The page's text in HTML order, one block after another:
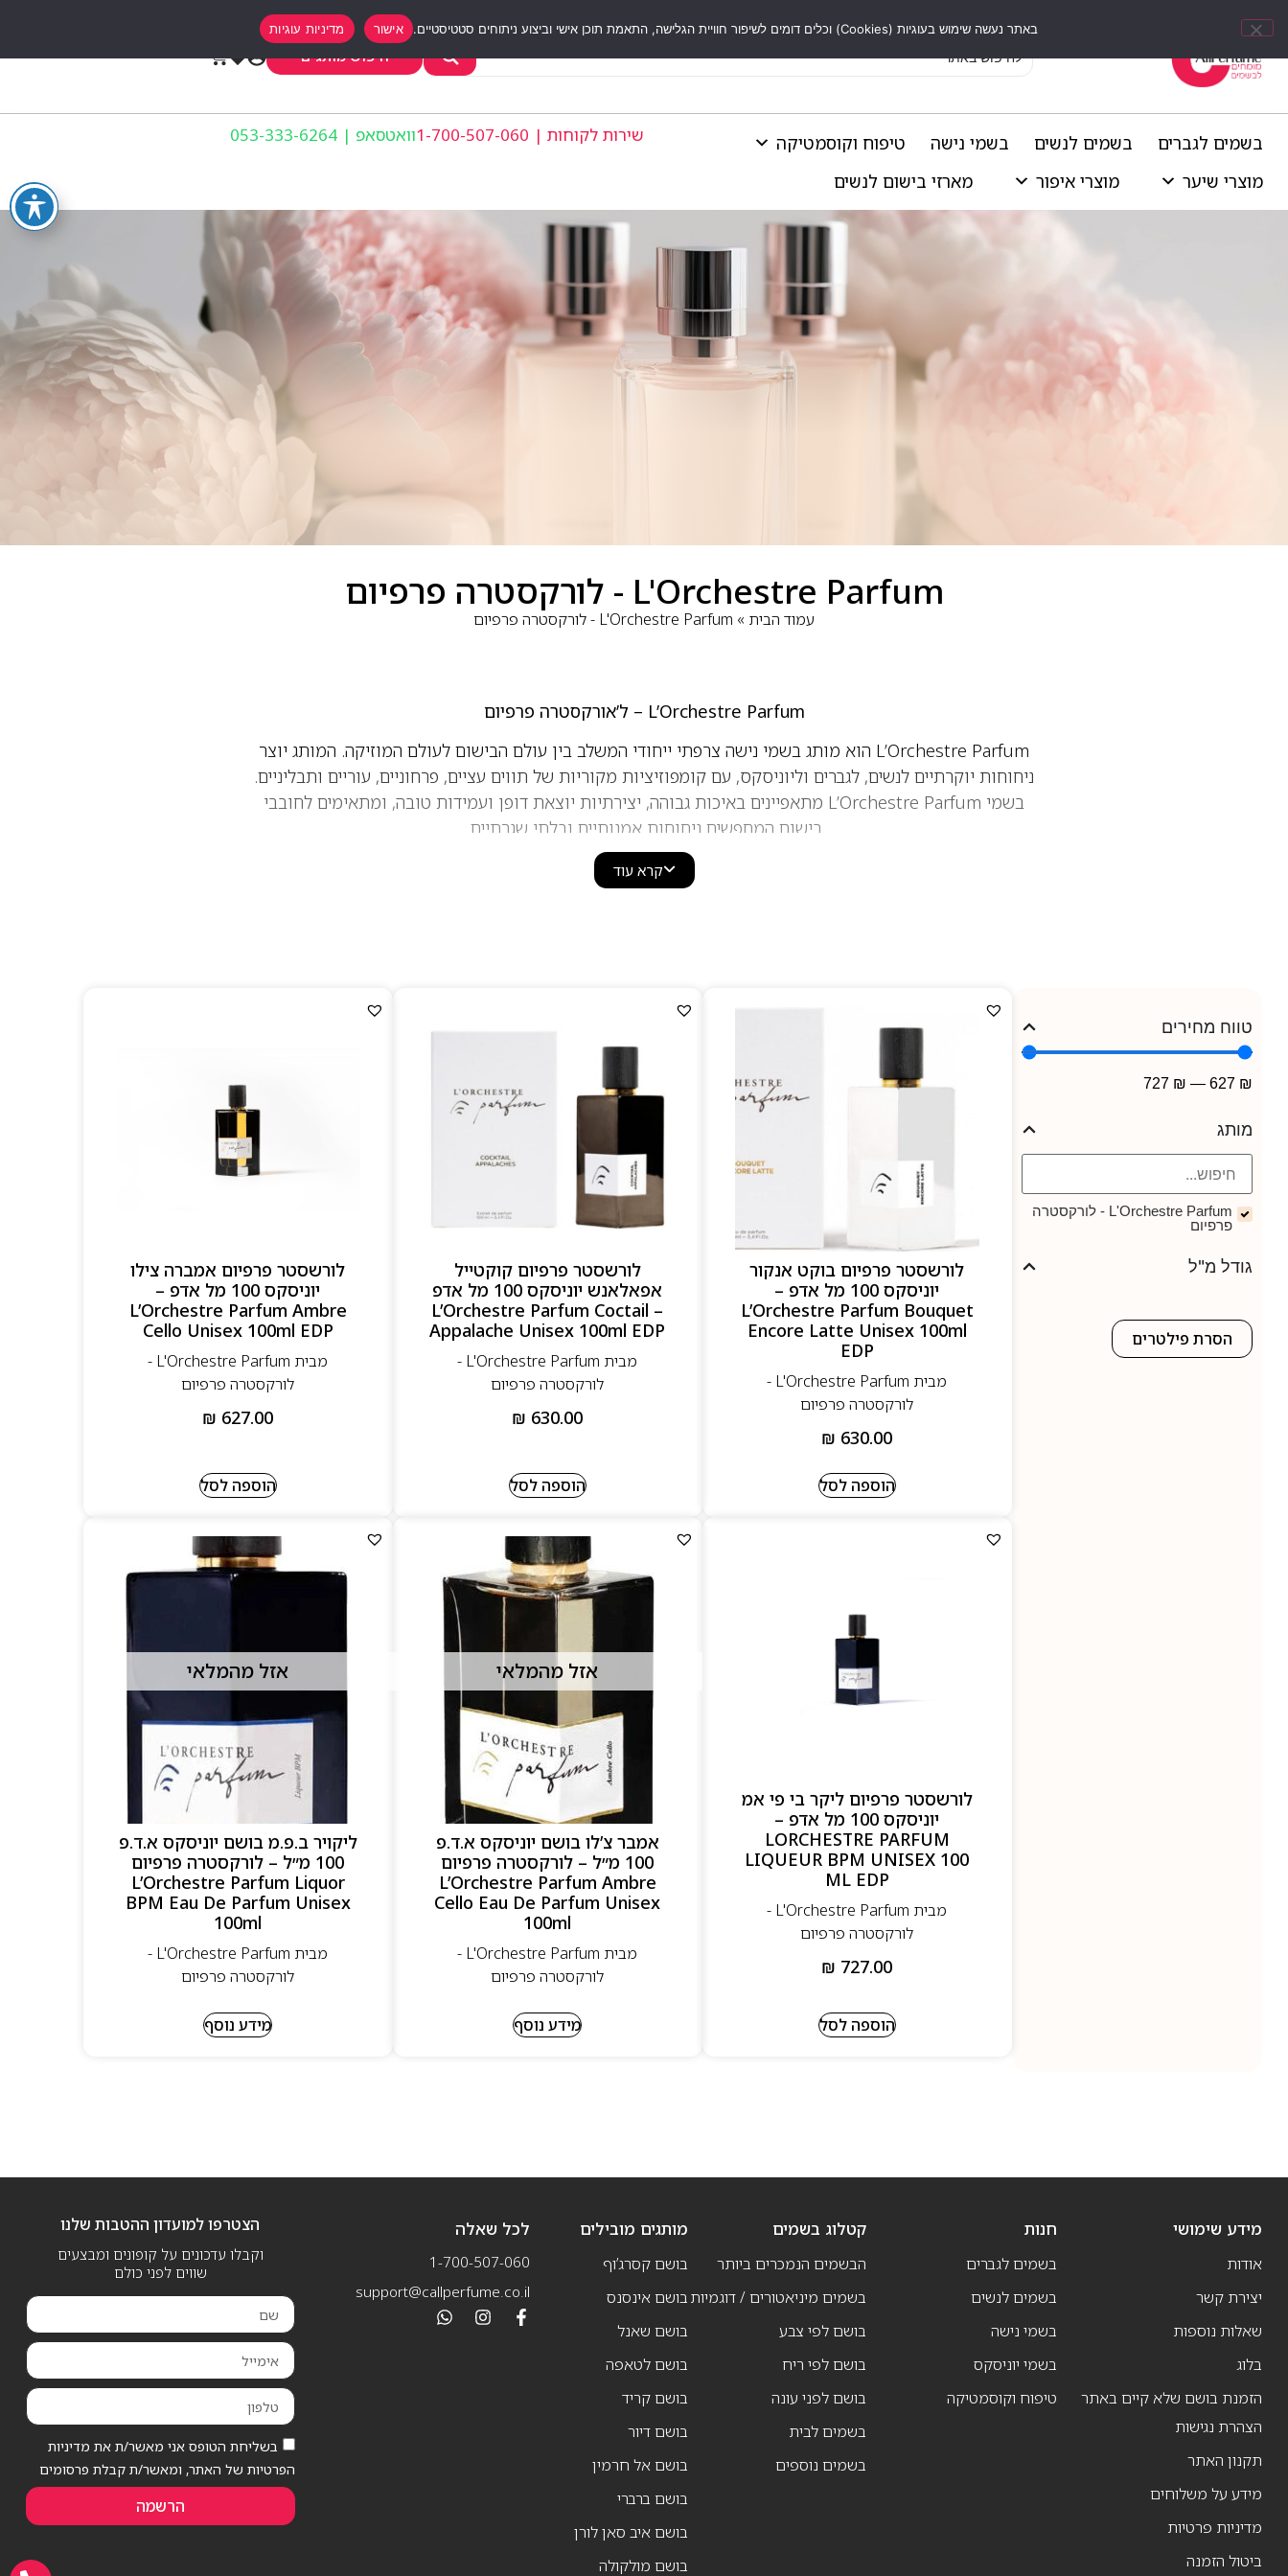
חיפוש מותגים
בשמים לגברים בשמים לנשים בשמי נישה
טיפוח וקוסמטיקה
מוצרי שיער
מוצרי איפור מארזי בישום לנשים
שירות לקוחות | 1-700-507-060 וואטסאפ | 053-333-6264
L'Orchestre Parfum - לורקסטרה פרפיום
עמוד הבית » L'Orchestre Parfum - לורקסטרה פרפיום
L’Orchestre Parfum – ל’אורקסטרה פרפיום
L’Orchestre Parfum הוא מותג בשמי נישה צרפתי ייחודי המשלב בין עולם הבישום לעולם המוזיקה. המותג יוצר
ניחוחות יוקרתיים לנשים, לגברים וליוניסקס, עם קומפוזיציות מקוריות של תווים עציים, פרחוניים, עוריים ותבליניים.
בשמי L’Orchestre Parfum מתאפיינים באיכות גבוהה, יצירתיות יוצאת דופן ועמידות טובה, ומתאימים לחובבי
בישום המחפשים ניחוחות אמנותיים ובלתי שגרתיים.
קרא עוד
טווח מחירים
₪
627
—
₪
727
מותג
L'Orchestre Parfum - לורקסטרה
פרפיום
גודל מ"ל
הסרת פילטרים
לורשסטר פרפיום בוקט אנקור
יוניסקס 100 מל אדפ –
L’Orchestre Parfum Bouquet
Encore Latte Unisex 100ml
EDP
מבית L'Orchestre Parfum -
לורקסטרה פרפיום
₪ 630.00
הוספה לסל
לורשסטר פרפיום קוקטייל
אפאלאנש יוניסקס 100 מל אדפ
– L’Orchestre Parfum Coctail
Appalache Unisex 100ml EDP
מבית L'Orchestre Parfum -
לורקסטרה פרפיום
₪ 630.00
הוספה לסל
לורשסטר פרפיום אמברה צילו
יוניסקס 100 מל אדפ –
L’Orchestre Parfum Ambre
Cello Unisex 100ml EDP
מבית L'Orchestre Parfum -
לורקסטרה פרפיום
₪ 627.00
הוספה לסל
לורשסטר פרפיום ליקר בי פי אמ
יוניסקס 100 מל אדפ –
LORCHESTRE PARFUM
LIQUEUR BPM UNISEX 100
ML EDP
מבית L'Orchestre Parfum -
לורקסטרה פרפיום
₪ 727.00
הוספה לסל
אזל מהמלאי
אמבר צ’לו בושם יוניסקס א.ד.פ
100 מ״ל – לורקסטרה פרפיום
L’Orchestre Parfum Ambre
Cello Eau De Parfum Unisex
100ml
מבית L'Orchestre Parfum -
לורקסטרה פרפיום
מידע נוסף
אזל מהמלאי
ליקויר ב.פ.מ בושם יוניסקס א.ד.פ
100 מ״ל – לורקסטרה פרפיום
L’Orchestre Parfum Liquor
BPM Eau De Parfum Unisex
100ml
מבית L'Orchestre Parfum -
לורקסטרה פרפיום
מידע נוסף
מידע שימושי
אודות
יצירת קשר
שאלות נוספות
בלוג
הזמנת בושם שלא קיים באתר
הצהרת נגישות
תקנון האתר
מידע על משלוחים
מדיניות פרטיות
ביטול הזמנה
חנות
בשמים לגברים
בשמים לנשים
בשמי נישה
בשמי יוניסקס
טיפוח וקוסמטיקה
קטלוג בשמים
הבשמים הנמכרים ביותר
בשמים מיניאטורים / דוגמיות
בושם לפי צבע
בושם לפי ריח
בושם לפני עונה
בשמים לבית
בשמים נוספים
מותגים מובילים
בושם קסרג’וף
בושם אינסנס
בושם שאנל
בושם לטאפה
בושם קריד
בושם דיור
בושם אל חרמין
בושם ברברי
בושם איב סאן לורן
בושם מולקולה
לכל שאלה
1-700-507-060
support@callperfume.co.il
הצטרפו למועדון ההטבות שלנו
וקבלו עדכונים על קופונים ומבצעים
שווים לפני כולם
בשליחת הטופס אני מאשר/ת את מדיניות
הפרטיות של האתר, ומאשר/ת קבלת פרסומים
הרשמה
באתר נעשה שימוש בעוגיות (Cookies) וכלים דומים לשיפור חוויית הגלישה, התאמת תוכן אישי וביצוע ניתוחים סטטיסטיים. אישור מדיניות עוגיות